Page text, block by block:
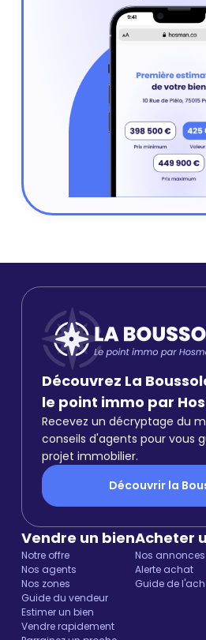
Découvrez La
le point immo par
Recevez un décryptage du
conseils d'agents pour vous
projet immobilier.
Découvrir la
Vendre un bien
Notre offre
Nos agents
Nos zones
Guide du vendeur
Estimer un bien
Vendre rapidement
Acheter
Nos annonces
Alerte achat
Guide de